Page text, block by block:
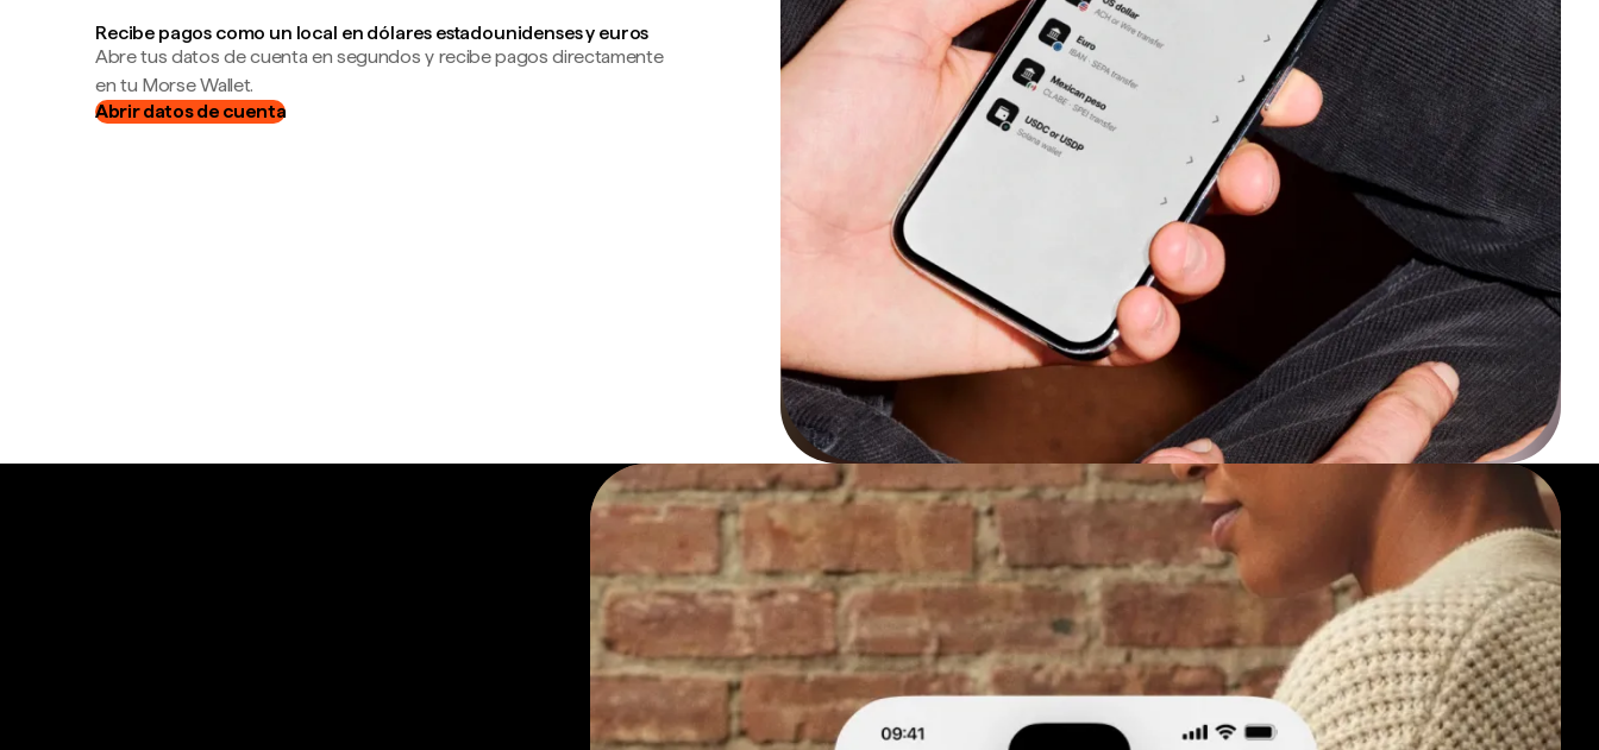
Recibe pagos como un local en dólares estadounidenses y euros
Abre tus datos de cuenta en segundos y recibe pagos directamente
en tu Morse Wallet.
Abrir datos de cuenta